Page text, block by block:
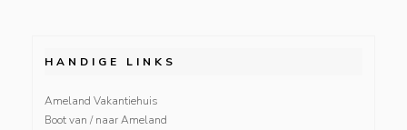
HANDIGE LINKS
Ameland Vakantiehuis
Boot van / naar Ameland